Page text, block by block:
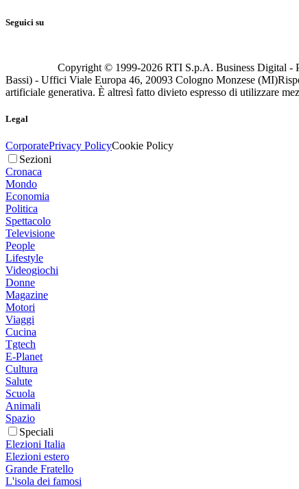
Seguici su
Copyright © 1999-2026 RTI S.p.A. Business Digital -
Bassi) - Uffici Viale Europa 46, 20093 Cologno Monzese (MI)
artificiale generativa. È altresì fatto divieto espresso di utilizzare
Legal
CorporatePrivacy PolicyCookie Policy
Sezioni
Cronaca
Mondo
Economia
Politica
Spettacolo
Televisione
People
Lifestyle
Videogiochi
Donne
Magazine
Motori
Viaggi
Cucina
Tgtech
E-Planet
Cultura
Salute
Scuola
Animali
Spazio
Speciali
Elezioni Italia
Elezioni estero
Grande Fratello
L'isola dei famosi